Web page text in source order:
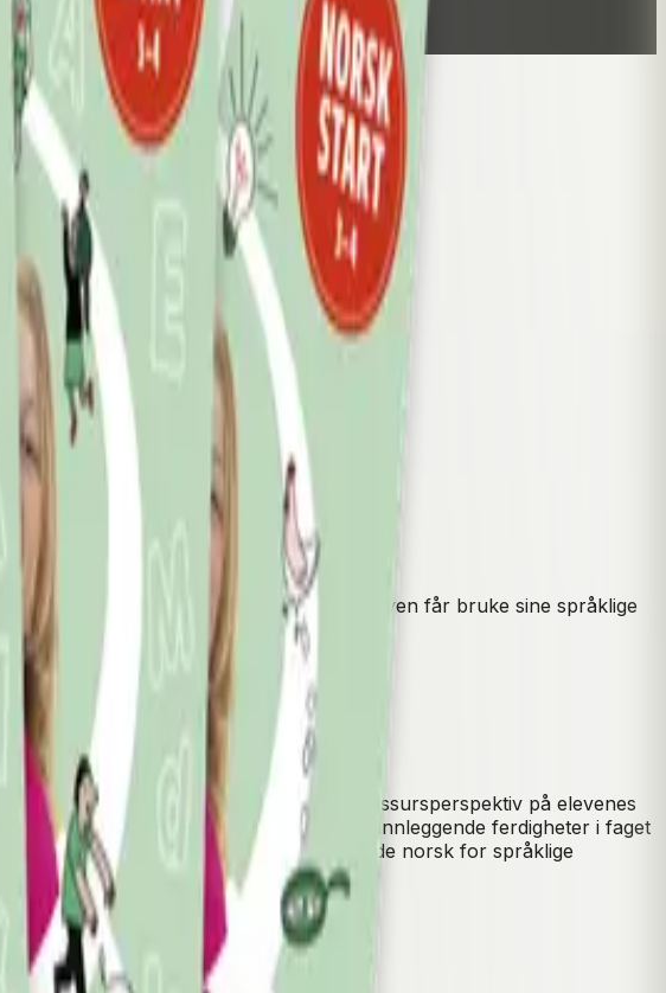
har et ressursbasert læringssyn, der eleven får bruke sine språklige
i alle fag. Norsk start 3–4 har et ressursperspektiv på elevenes
Læreverket legger vekt på grunnleggende ferdigheter i faget
til nivå 1 i Læreplan i grunnleggende norsk for språklige
kunne ha nytte av læreverket.